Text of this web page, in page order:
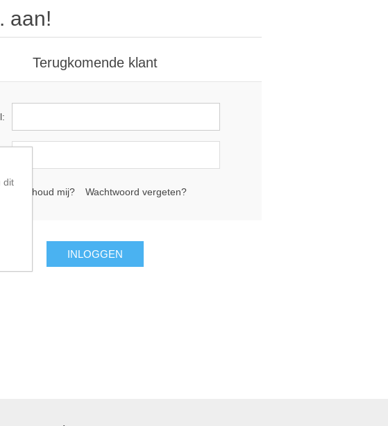
aan!
Terugkomende klant
Onthoud mij? Wachtwoord vergeten?
dit